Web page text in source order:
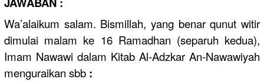
Wa’alaikum salam. Bismillah, yang benar qunut witir
dimulai malam ke 16 Ramadhan (separuh kedua),
Imam Nawawi dalam Kitab Al-Adzkar An-Nawawiyah
menguraikan sbb :